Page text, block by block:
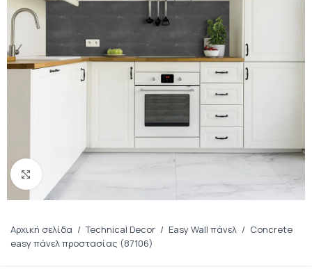
Πατήστε για μεγέθυνση
Αρχική σελίδα / Technical Decor / Easy Wall πάνελ / Concrete
easy πάνελ προστασίας (87106)